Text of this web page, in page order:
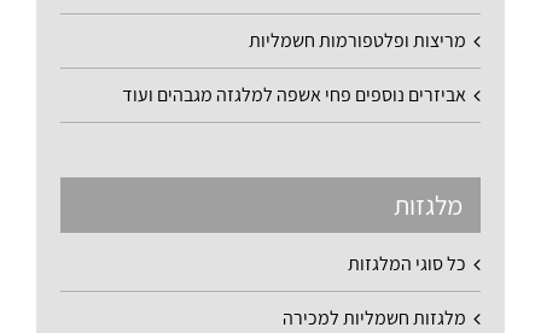
מריצות ופלטפורמות חשמליות
אביזרים נוספים פחי אשפה למלגזה מגבהים ועוד
מלגזות
כל סוגי המלגזות
מלגזות חשמליות למכירה